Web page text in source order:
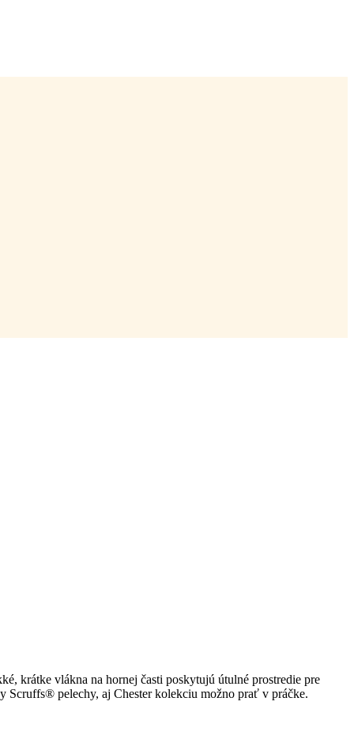
krátke vlákna na hornej časti poskytujú útulné prostredie pre
Scruffs® pelechy, aj Chester kolekciu možno prať v práčke.